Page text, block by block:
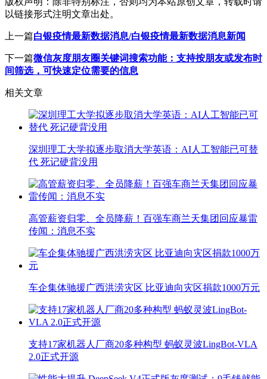
以链接形式注明文章出处。
上一篇白银疫情最新数据消息/白银疫情最新数据消息新闻
下一篇微信灰度朋友圈关键词搜索功能：支持按朋友或发布时
间筛选，可快速定位需要的信息
相关文章
深圳理工大学拟逐步取消大学英语：AI人工智能已可替
代 死记硬背没用
高管薪资归零、全员降薪！百强车商兰天集团回应暴雷
传闻：消息不实
车企集体驰援广西洪涝灾区 比亚迪向灾区捐款1000万元
支持17家机器人厂商20多种构型 蚂蚁灵波LingBot-VLA
2.0正式开源